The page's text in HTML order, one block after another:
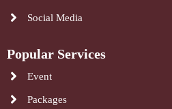
Social Media
Popular Services
Event
Packages